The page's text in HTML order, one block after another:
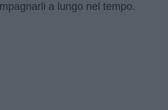
a lungo nel tempo.